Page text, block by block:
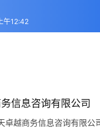
午12:42
信息咨询有限公司
卓越商务信息咨询有限公